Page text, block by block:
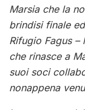
Marsia che la
brindisi finale
Rifugio Fagus
che rinasce a
suoi soci
nonappena